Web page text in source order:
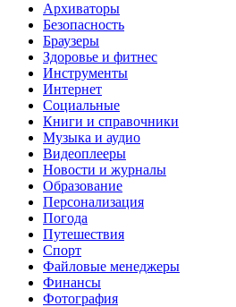
Архиваторы
Безопасность
Браузеры
Здоровье и фитнес
Инструменты
Интернет
Социальные
Книги и справочники
Музыка и аудио
Видеоплееры
Новости и журналы
Образование
Персонализация
Погода
Путешествия
Спорт
Файловые менеджеры
Финансы
Фотография